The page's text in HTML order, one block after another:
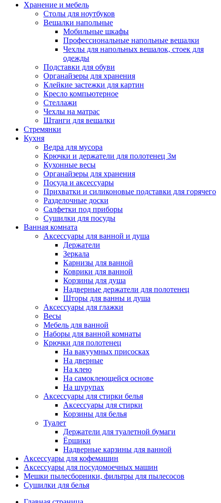
Хранение и мебель
Столы для ноутбуков
Вешалки напольные
Мобильные шкафы
Профессиональные напольные вешалки
Чехлы для напольных вешалок, стоек для
одежды
Подставки для обуви
Органайзеры для хранения
Клейкие застежки для картин
Кресло компьютерное
Стеллажи
Чехлы на матрас
Штанги для вешалки
Стремянки
Кухня
Ведра для мусора
Крючки и держатели для полотенец 3м
Кухонные весы
Органайзеры для хранения
Посуда и аксессуары
Прихватки и силиконовые подставки для горячего
Разделочные доски
Салфетки под приборы
Сушилки для посуды
Ванная комната
Аксессуары для ванной и душа
Держатели
Зеркала
Карнизы для ванной
Коврики для ванной
Корзины для душа
Надверные держатели для полотенец
Шторы для ванны и душа
Аксессуары для глажки
Весы
Мебель для ванной
Наборы для ванной комнаты
Крючки для полотенец
На вакуумных присосках
На дверные
На клею
На самоклеющейся основе
На шурупах
Аксессуары для стирки белья
Аксессуары для стирки
Корзины для белья
Туалет
Держатели для туалетной бумаги
Ёршики
Надверные карзины для ванной
Аксессуары для кофемашин
Аксессуары для посудомоечных машин
Мешки пылесборники, фильтры для пылесосов
Сушилки для белья